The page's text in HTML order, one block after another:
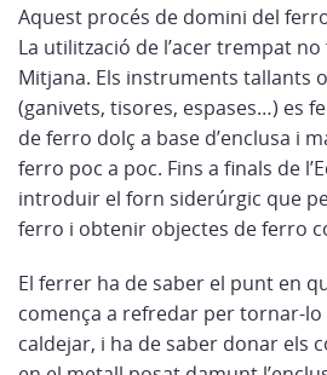
Aquest procés de domini del
La utilització de l’acer trempat
Mitjana. Els instruments tallants
(ganivets, tisores, espases…) es
de ferro dolç a base d’enclusa i
ferro poc a poc. Fins a finals de
introduir el forn siderúrgic que
ferro i obtenir objectes de ferro
El ferrer ha de saber el punt en
comença a refredar per tornar-
caldejar, i ha de saber donar els